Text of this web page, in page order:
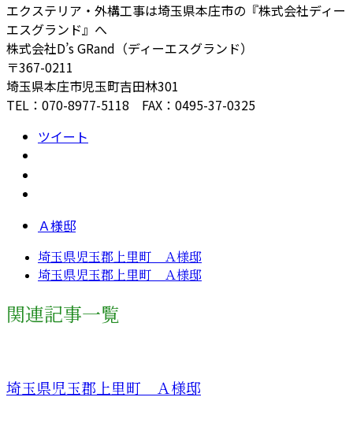
エクステリア・外構工事は埼玉県本庄市の『株式会社ディー
エスグランド』へ
株式会社D’s GRand（ディーエスグランド）
〒367-0211
埼玉県本庄市児玉町吉田林301
TEL：070-8977-5118 FAX：0495-37-0325
ツイート
Ａ様邸
埼玉県児玉郡上里町 Ａ様邸
埼玉県児玉郡上里町 Ａ様邸
関連記事一覧
埼玉県児玉郡上里町 Ａ様邸